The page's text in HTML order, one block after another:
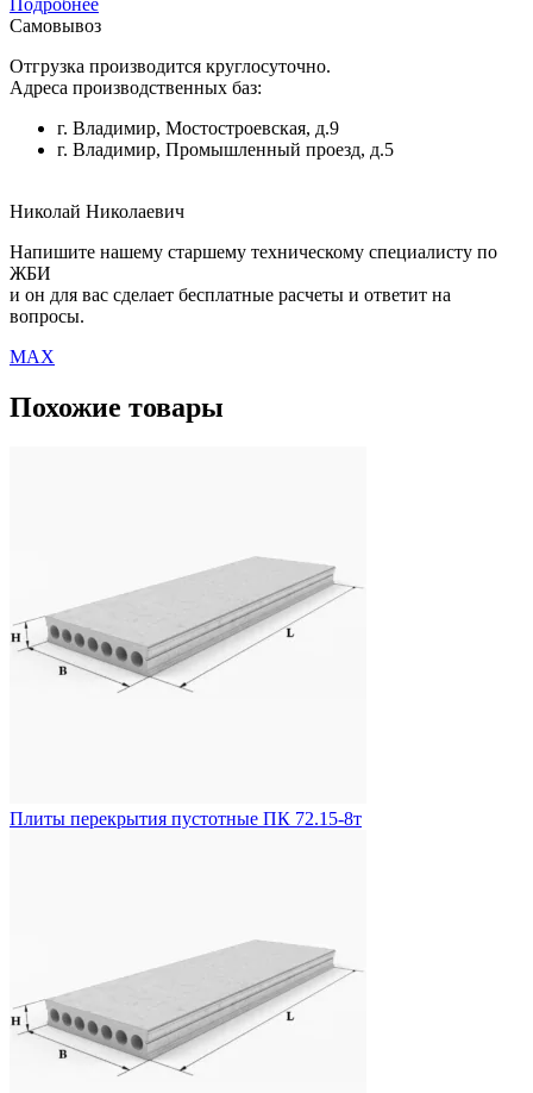
Самовывоз
Отгрузка производится круглосуточно.
Адреса производственных баз:
г. Владимир, Мостостроевская, д.9
г. Владимир, Промышленный проезд, д.5
Николай Николаевич
Напишите нашему старшему техническому специалисту по
ЖБИ
и он для вас сделает бесплатные расчеты и ответит на
вопросы.
MAX
Похожие товары
Плиты перекрытия пустотные ПК 72.15-8т